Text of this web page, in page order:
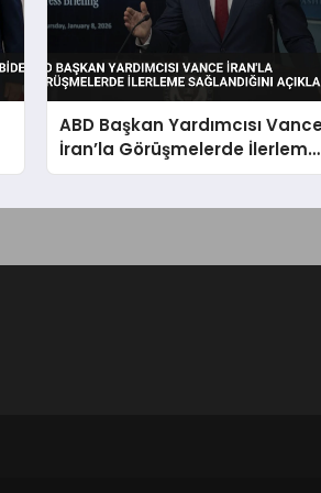
ABD Başkan Yardımcısı
İran’la Görüşmelerde İlerleme
Sağlandığını Açıkladı